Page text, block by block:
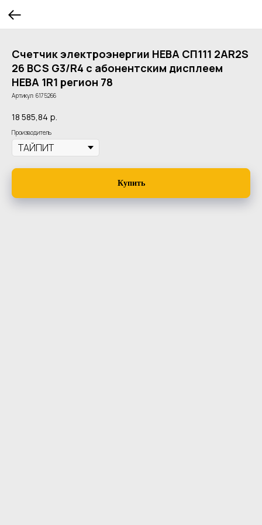
Счетчик электроэнергии НЕВА СП111 2AR2S
26 BCS G3/R4 с абонентским дисплеем
НЕВА 1R1 регион 78
Артикул: 6175266
18 585,84 р.
Производитель
Купить